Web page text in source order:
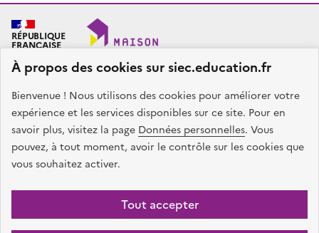
À propos des cookies sur siec.education.fr
Bienvenue ! Nous utilisons des cookies pour améliorer votre
expérience et les services disponibles sur ce site. Pour en
savoir plus, visitez la page Données personnelles. Vous
pouvez, à tout moment, avoir le contrôle sur les cookies que
vous souhaitez activer.
Tout accepter
RÉPUBLIQUE
FRANÇAISE
SIEC - Maison des examens
Académies de Créteil, Paris et Versailles
7, rue Ernest Renan
94749 ARCUEIL CEDEX
Nous contacter
facebook
x instagramlinkedin